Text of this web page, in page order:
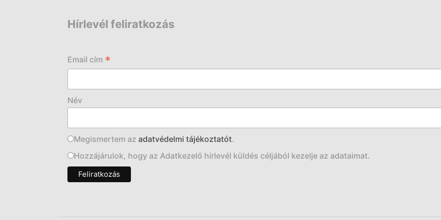
Hírlevél feliratkozás
Email cím *
Név
Megismertem az adatvédelmi tájékoztatót.
Hozzájárulok, hogy az Adatkezelő hírlevél küldés céljából kezelje az adataimat.